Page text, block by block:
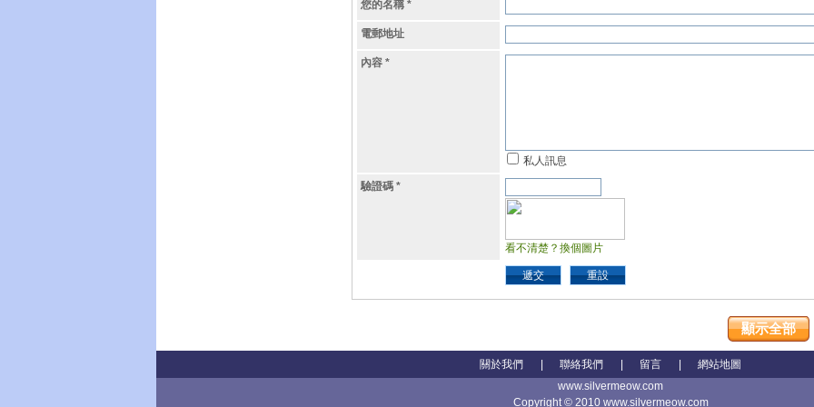
您的名稱 *
電郵地址
內容 *
私人訊息
驗證碼 *
看不清楚？換個圖片
遞交 重設
顯示全部
關於我們 聯絡我們 留言
網站地圖
www.silvermeow.com
Copyright © 2010 www.silvermeow.com